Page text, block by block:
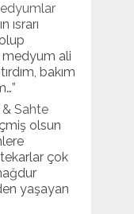
ısrarı
medyum ali
bakım
”
Sahte
olsun
çok
yaşayan